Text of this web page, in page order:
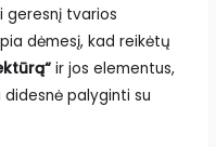
geresnį tvarios
dėmesį, kad reikėtų
ir jos elementus,
palyginti su